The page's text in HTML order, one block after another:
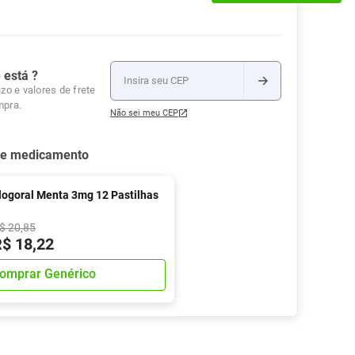
Protetor de Colchão
Roupas Íntimas
Ver Tudo
está ?
e valores de frete
Não sei meu CEP
medicamento
Menta 3mg 12 Pastilhas
20,85
18,22
Genérico